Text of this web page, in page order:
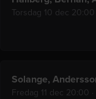
Torsdag 10 dec 20:00
Solange,
Fredag 11 dec 20:00 ·